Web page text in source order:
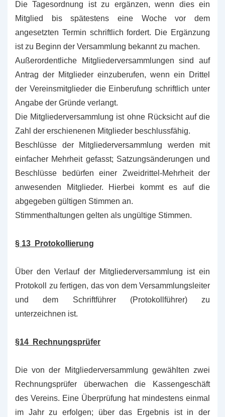
Die Tagesordnung ist zu ergänzen, wenn dies ein
Mitglied bis spätestens eine Woche vor dem
angesetzten Termin schriftlich fordert. Die Ergänzung
ist zu Beginn der Versammlung bekannt zu machen.
Außerordentliche Mitgliederversammlungen sind auf
Antrag der Mitglieder einzuberufen, wenn ein Drittel
der Vereinsmitglieder die Einberufung schriftlich unter
Angabe der Gründe verlangt.
Die Mitgliederversammlung ist ohne Rücksicht auf die
Zahl der erschienenen Mitglieder beschlussfähig.
Beschlüsse der Mitgliederversammlung werden mit
einfacher Mehrheit gefasst; Satzungsänderungen und
Beschlüsse bedürfen einer Zweidrittel-Mehrheit der
anwesenden Mitglieder. Hierbei kommt es auf die
abgegeben gültigen Stimmen an.
Stimmenthaltungen gelten als ungültige Stimmen.
§ 13 Protokollierung
Über den Verlauf der Mitgliederversammlung ist ein
Protokoll zu fertigen, das von dem Versammlungsleiter
und dem Schriftführer (Protokollführer) zu
unterzeichnen ist.
§14 Rechnungsprüfer
Die von der Mitgliederversammlung gewählten zwei
Rechnungsprüfer überwachen die Kassengeschäft
des Vereins. Eine Überprüfung hat mindestens einmal
im Jahr zu erfolgen; über das Ergebnis ist in der